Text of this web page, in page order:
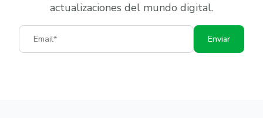
actualizaciones del mundo digital.
Email
Enviar